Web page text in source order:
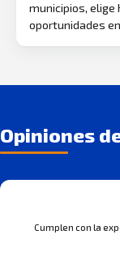
municipios, elige
oportunidades
Opiniones
Cumplen con la